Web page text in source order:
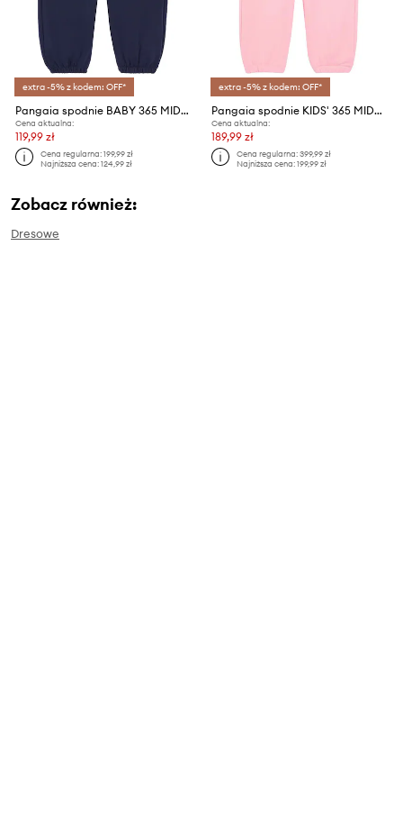
extra -5% z kodem: OFF*
Pangaia spodnie BABY 365 MIDWEIGHT TRACK PANTS
Cena aktualna:
119,99 zł
Cena regularna:199,99 zł
Najniższa cena:124,99 zł
extra -5% z kodem: OFF*
Pangaia spodnie KIDS' 365 MIDWEIGHT TRACK PANTS
Cena aktualna:
189,99 zł
Cena regularna:399,99 zł
Najniższa cena:199,99 zł
Zobacz również:
Dresowe